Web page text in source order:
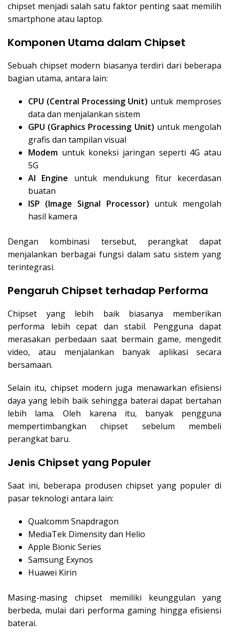
chipset menjadi salah satu faktor penting saat memilih
smartphone atau laptop.
Komponen Utama dalam Chipset
Sebuah chipset modern biasanya terdiri dari beberapa
bagian utama, antara lain:
CPU (Central Processing Unit) untuk memproses
data dan menjalankan sistem
GPU (Graphics Processing Unit) untuk mengolah
grafis dan tampilan visual
Modem untuk koneksi jaringan seperti 4G atau
5G
AI Engine untuk mendukung fitur kecerdasan
buatan
ISP (Image Signal Processor) untuk mengolah
hasil kamera
Dengan kombinasi tersebut, perangkat dapat
menjalankan berbagai fungsi dalam satu sistem yang
terintegrasi.
Pengaruh Chipset terhadap Performa
Chipset yang lebih baik biasanya memberikan
performa lebih cepat dan stabil. Pengguna dapat
merasakan perbedaan saat bermain game, mengedit
video, atau menjalankan banyak aplikasi secara
bersamaan.
Selain itu, chipset modern juga menawarkan efisiensi
daya yang lebih baik sehingga baterai dapat bertahan
lebih lama. Oleh karena itu, banyak pengguna
mempertimbangkan chipset sebelum membeli
perangkat baru.
Jenis Chipset yang Populer
Saat ini, beberapa produsen chipset yang populer di
pasar teknologi antara lain:
Qualcomm Snapdragon
MediaTek Dimensity dan Helio
Apple Bionic Series
Samsung Exynos
Huawei Kirin
Masing-masing chipset memiliki keunggulan yang
berbeda, mulai dari performa gaming hingga efisiensi
baterai.